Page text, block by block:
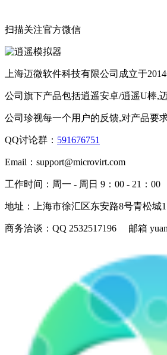
扫描关注官方微信
上海迈微软件科技有限公司成立于
公司旗下产品包括逍遥安卓/逍遥U棒,
公司珍视每一个用户的反馈,对产品要
QQ讨论群： 591676751
Email： support@microvirt.com
工作时间： 周一 - 周日 9：00 - 21：00
地址： 上海市徐汇区东安路8号青松城
商务洽谈： QQ 2532517196 邮箱